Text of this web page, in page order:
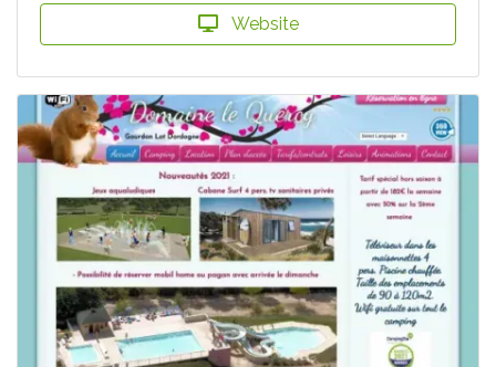
Website